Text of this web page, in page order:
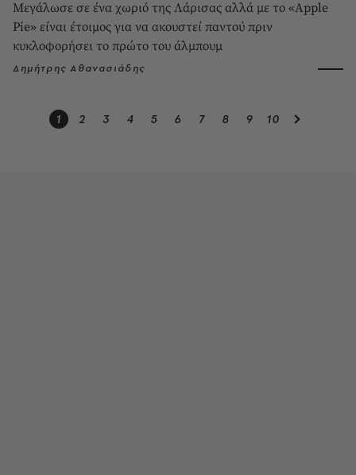
Μεγάλωσε σε ένα χωριό της Λάρισας αλλά με το «Apple
Pie» είναι έτοιμος για να ακουστεί παντού πριν
κυκλοφορήσει το πρώτο του άλμπουμ
Δημήτρης Αθανασιάδης
1 2 3 4 5 6 7 8 9 10